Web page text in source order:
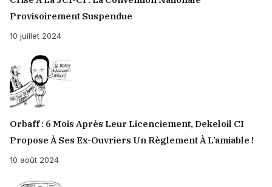
Provisoirement Suspendue
10 juillet 2024
Orbaff : 6 Mois Après Leur Licenciement, Dekeloil CI
Propose À Ses Ex-Ouvriers Un Règlement À L’amiable !
10 août 2024